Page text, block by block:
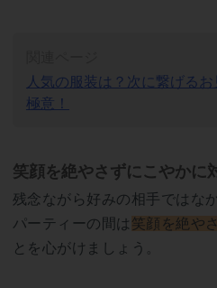
人気の服装は？次に繋げる
極意！
笑顔を絶やさずにこやかに
残念ながら好みの相手ではな
パーティーの間は 笑顔を絶や
とを心がけましょう。